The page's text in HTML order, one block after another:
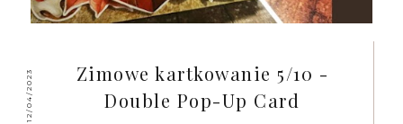
12/04/2023
Zimowe kartkowanie 5/10 -
Double Pop-Up Card